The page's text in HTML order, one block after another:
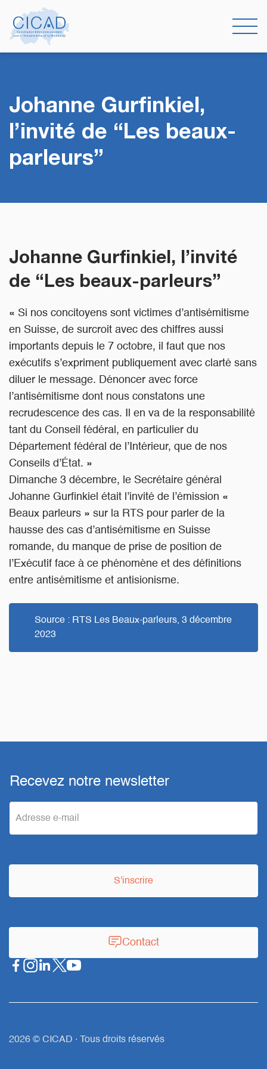
Johanne Gurfinkiel,
l’invité de “Les beaux-
parleurs”
Johanne Gurfinkiel, l’invité
de “Les beaux-parleurs”
« Si nos concitoyens sont victimes d’antisémitisme
en Suisse, de surcroit avec des chiffres aussi
importants depuis le 7 octobre, il faut que nos
exécutifs s’expriment publiquement avec clarté sans
diluer le message. Dénoncer avec force
l’antisémitisme dont nous constatons une
recrudescence des cas. Il en va de la responsabilité
tant du Conseil fédéral, en particulier du
Département fédéral de l’Intérieur, que de nos
Conseils d’État. »
Dimanche 3 décembre, le Secrétaire général
Johanne Gurfinkiel était l’invité de l’émission «
Beaux parleurs » sur la RTS pour parler de la
hausse des cas d’antisémitisme en Suisse
romande, du manque de prise de position de
l’Exécutif face à ce phénomène et des définitions
entre antisémitisme et antisionisme.
Source : RTS Les Beaux-parleurs, 3 décembre
2023
Recevez notre newsletter
e
i
S'inscrire
Contact
2026 © CICAD · Tous droits réservés